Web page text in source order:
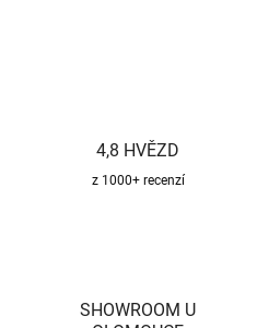
4,8 HVĚZD
z 1000+ recenzí
SHOWROOM U